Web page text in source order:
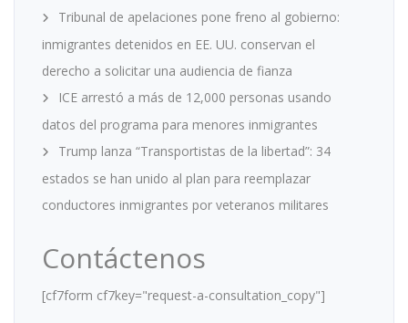
Tribunal de apelaciones pone freno al gobierno:
inmigrantes detenidos en EE. UU. conservan el
derecho a solicitar una audiencia de fianza
ICE arrestó a más de 12,000 personas usando
datos del programa para menores inmigrantes
Trump lanza “Transportistas de la libertad”: 34
estados se han unido al plan para reemplazar
conductores inmigrantes por veteranos militares
Contáctenos
[cf7form cf7key="request-a-consultation_copy"]